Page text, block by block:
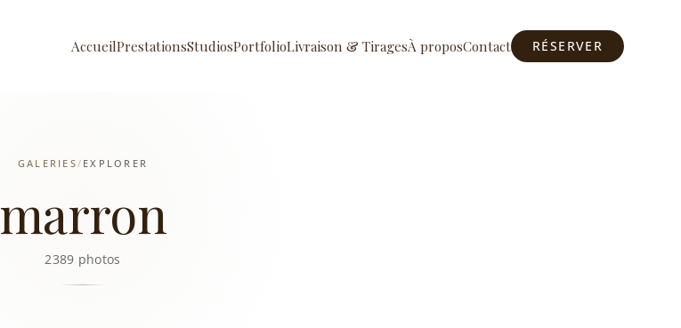
AccueilPrestationsStudiosPortfolioLivraison & TiragesÀ proposContact RÉSERVER
GALERIES/ EXPLORER
marron
2389 photos